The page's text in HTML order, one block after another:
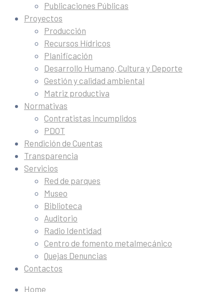
Publicaciones Públicas
Proyectos
Producción
Recursos Hídricos
Planificación
Desarrollo Humano, Cultura y Deporte
Gestión y calidad ambiental
Matriz productiva
Normativas
Contratistas incumplidos
PDOT
Rendición de Cuentas
Transparencia
Servicios
Red de parques
Museo
Biblioteca
Auditorio
Radio Identidad
Centro de fomento metalmecánico
Quejas Denuncias
Contactos
Home